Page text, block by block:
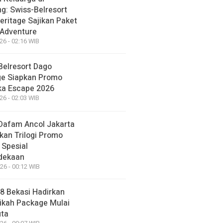
Swiss-Belresort
Sajikan Paket
- 02:16 WIB
Dago
Siapkan Promo
Escape 2026
- 02:03 WIB
Ancol Jakarta
Trilogi Promo
- 00:12 WIB
Bekasi Hadirkan
Package Mulai